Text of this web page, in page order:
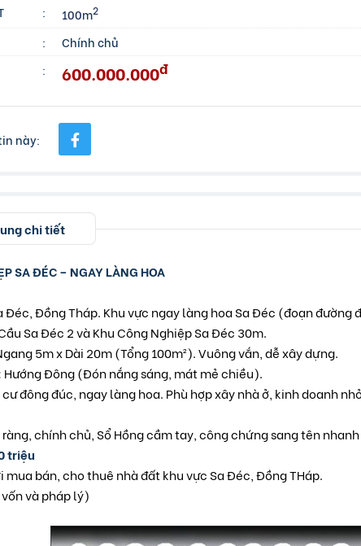
: 100m2
:
Chính chủ
: 600.000.000đ
này:
chi tiết
SA ĐÉC – NGAY LÀNG HOA
Đéc, Đồng Tháp. Khu vực ngay làng hoa Sa Đéc (đoạn
Sa Đéc 2 và Khu Công Nghiệp Sa Đéc 30m.
5m x Dài 20m (Tổng 100m²). Vuông vắn, dễ xây dựng.
Hướng Đông (Đón nắng sáng, mát mẻ chiều).
đông đúc, ngay làng hoa. Phù hợp xây nhà ở, kinh doanh
ràng, chính chủ, Sổ Hồng cầm tay, công chứng sang tên
triệu
mua bán, cho thuê nhà đất khu vực Sa Đéc, Đồng THáp.
và pháp lý)